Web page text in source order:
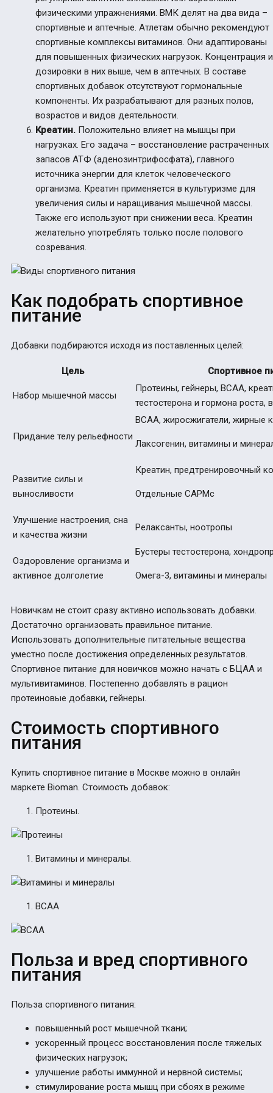
физическими упражнениями. ВМК делят на два вида –
спортивные и аптечные. Атлетам обычно рекомендуют
спортивные комплексы витаминов. Они адаптированы
для повышенных физических нагрузок. Концентрация и
дозировки в них выше, чем в аптечных. В составе
спортивных добавок отсутствуют гормональные
компоненты. Их разрабатывают для разных полов,
возрастов и видов деятельности.
Креатин. Положительно влияет на мышцы при
нагрузках. Его задача – восстановление растраченных
запасов АТФ (аденозинтрифосфата), главного
источника энергии для клеток человеческого
организма. Креатин применяется в культуризме для
увеличения силы и наращивания мышечной массы.
Также его используют при снижении веса. Креатин
желательно употреблять только после полового
созревания.
Как подобрать спортивное
питание
Добавки подбираются исходя из поставленных целей:
Цель Спортивное
Набор мышечной массы
Протеины, гейнеры, BCAA,
тестостерона и гормона
Придание телу рельефности
BCAA, жиросжигатели, жирные
Лаксогенин, витамины и
Развитие силы и
выносливости
Креатин, предтренировочный
Отдельные САРМс
Улучшение настроения, сна
и качества жизни
Релаксанты, ноотропы
Оздоровление организма и
активное долголетие
Бустеры тестостерона,
Омега-3, витамины и минералы
Новичкам не стоит сразу активно использовать добавки.
Достаточно организовать правильное питание.
Использовать дополнительные питательные вещества
уместно после достижения определенных результатов.
Спортивное питание для новичков можно начать с БЦАА и
мультивитаминов. Постепенно добавлять в рацион
протеиновые добавки, гейнеры.
Стоимость спортивного
питания
Купить спортивное питание в Москве можно в онлайн
маркете Bioman. Стоимость добавок:
Протеины.
Витамины и минералы.
BCAA
Польза и вред спортивного
питания
Польза спортивного питания:
повышенный рост мышечной ткани;
ускоренный процесс восстановления после тяжелых
физических нагрузок;
улучшение работы иммунной и нервной системы;
стимулирование роста мышц при сбоях в режиме